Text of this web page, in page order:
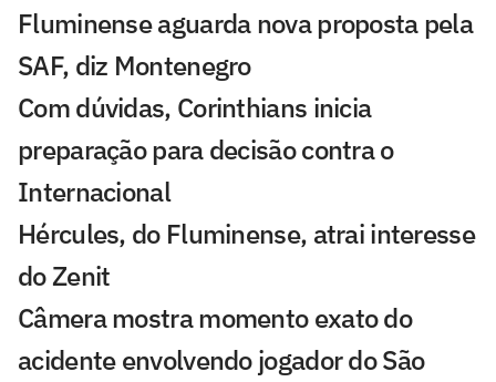
Fluminense aguarda nova proposta pela
SAF, diz Montenegro
Com dúvidas, Corinthians inicia
preparação para decisão contra o
Internacional
Hércules, do Fluminense, atrai interesse
do Zenit
Câmera mostra momento exato do
acidente envolvendo jogador do São